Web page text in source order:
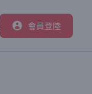
會員登陸